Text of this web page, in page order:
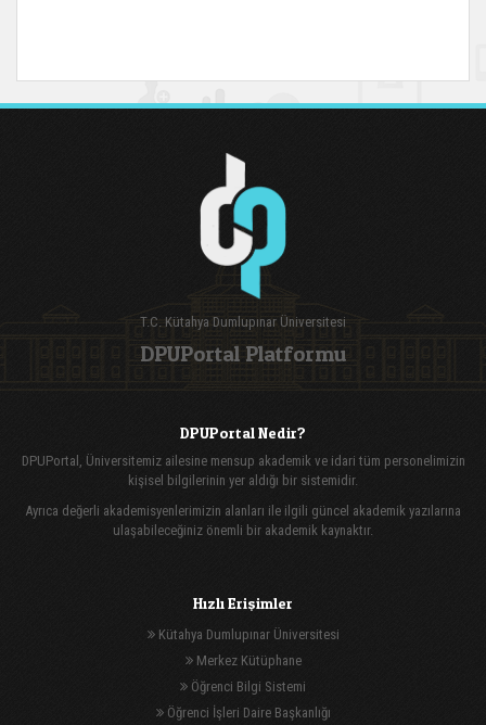
T.C. Kütahya Dumlupınar Üniversitesi
DPUPortal Platformu
DPUPortal Nedir?
DPUPortal, Üniversitemiz ailesine mensup akademik ve idari tüm personelimizin
kişisel bilgilerinin yer aldığı bir sistemidir.
Ayrıca değerli akademisyenlerimizin alanları ile ilgili güncel akademik yazılarına
ulaşabileceğiniz önemli bir akademik kaynaktır.
Hızlı Erişimler
Kütahya Dumlupınar Üniversitesi
Merkez Kütüphane
Öğrenci Bilgi Sistemi
Öğrenci İşleri Daire Başkanlığı